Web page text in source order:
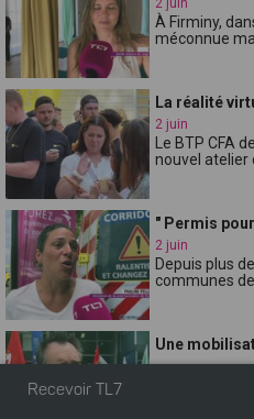
À Firminy,
méconnue
La réalité
2 juin
Le BTP CFA
nouvel atelier
" Permis
2 juin
Depuis plus
communes
Une
...
Réunis ce
Recevoir TL7